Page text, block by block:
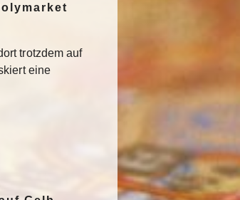
trotzdem auf
eine